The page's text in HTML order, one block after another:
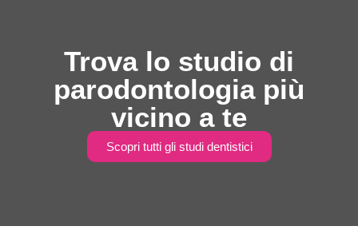
Trova lo studio di
parodontologia più
vicino a te
Scopri tutti gli studi dentistici